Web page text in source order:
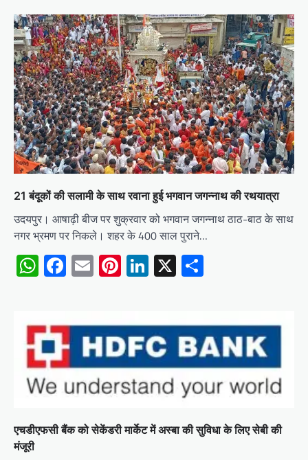
21 बंदूकों की सलामी के साथ रवाना हुई भगवान जगन्नाथ की रथयात्रा
उदयपुर। आषाढ़ी बीज पर शुक्रवार को भगवान जगन्नाथ ठाठ-बाठ के साथ
नगर भ्रमण पर निकले। शहर के 400 साल पुराने…
WhatsApp
Facebook
EmailPinterest
LinkedIn
X
एचडीएफसी बैंक को सेकेंडरी मार्केट में अस्बा की सुविधा के लिए सेबी की
मंजूरी